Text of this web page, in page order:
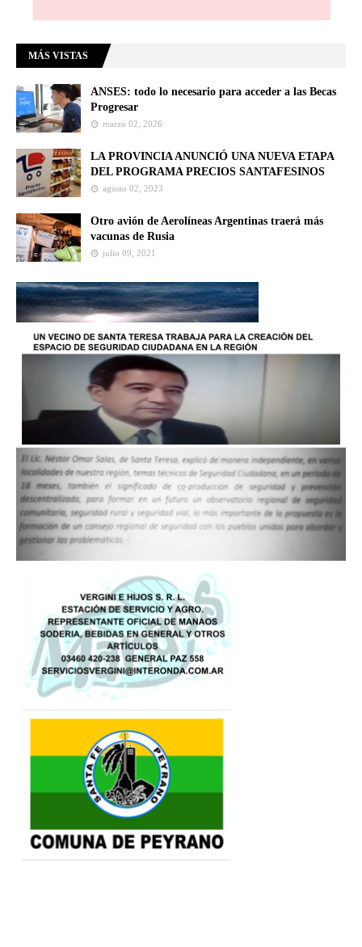
MÁS VISTAS
ANSES: todo lo necesario para acceder a las Becas
Progresar
marzo 02, 2026
LA PROVINCIA ANUNCIÓ UNA NUEVA ETAPA
DEL PROGRAMA PRECIOS SANTAFESINOS
agosto 02, 2023
Otro avión de Aerolíneas Argentinas traerá más
vacunas de Rusia
julio 09, 2021